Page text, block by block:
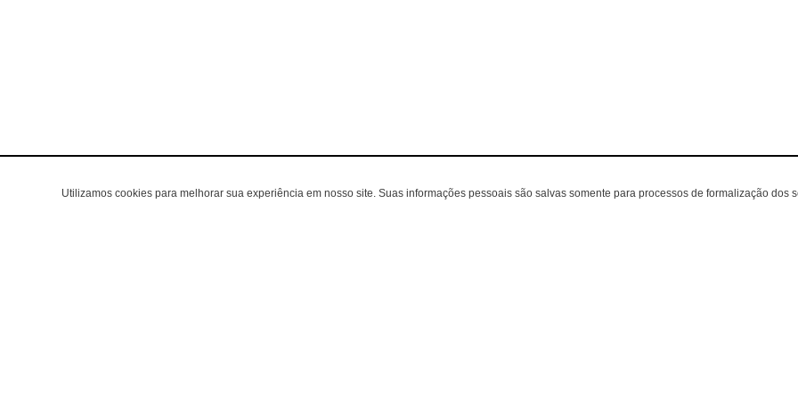
Utilizamos cookies para melhorar sua experiência em nosso site. Suas informações pessoais são salvas somente para processos de formalização dos